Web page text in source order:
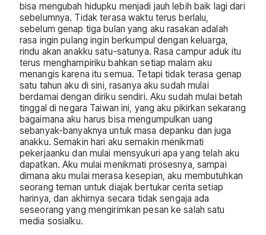
bisa mengubah hidupku menjadi jauh lebih baik lagi dari
sebelumnya. Tidak terasa waktu terus berlalu,
sebelum genap tiga bulan yang aku rasakan adalah
rasa ingin pulang ingin berkumpul dengan keluarga,
rindu akan anakku satu-satunya. Rasa campur aduk itu
terus menghampiriku bahkan setiap malam aku
menangis karena itu semua. Tetapi tidak terasa genap
satu tahun aku di sini, rasanya aku sudah mulai
berdamai dengan diriku sendiri. Aku sudah mulai betah
tinggal di negara Taiwan ini, yang aku pikirkan sekarang
bagaimana aku harus bisa mengumpulkan uang
sebanyak-banyaknya untuk masa depanku dan juga
anakku. Semakin hari aku semakin menikmati
pekerjaanku dan mulai mensyukuri apa yang telah aku
dapatkan. Aku mulai menikmati prosesnya, sampai
dimana aku mulai merasa kesepian, aku membutuhkan
seorang teman untuk diajak bertukar cerita setiap
harinya, dan akhirnya secara tidak sengaja ada
seseorang yang mengirimkan pesan ke salah satu
media sosialku.